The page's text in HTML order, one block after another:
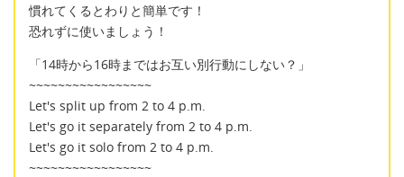
慣れてくるとわりと簡単です！
恐れずに使いましょう！
「14時から16時まではお互い別行動にしない？」
~~~~~~~~~~~~~~~~~
Let's split up from 2 to 4 p.m.
Let's go it separately from 2 to 4 p.m.
Let's go it solo from 2 to 4 p.m.
~~~~~~~~~~~~~~~~~